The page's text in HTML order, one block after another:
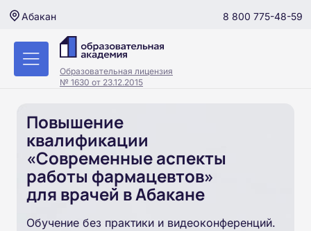
Абакан 8 800 775-48-59
Образовательная лицензия
№ 1630 от 23.12.2015
Повышение
квалификации
«Современные аспекты
работы фармацевтов»
для врачей в Абакане
Обучение без практики и видеоконференций.